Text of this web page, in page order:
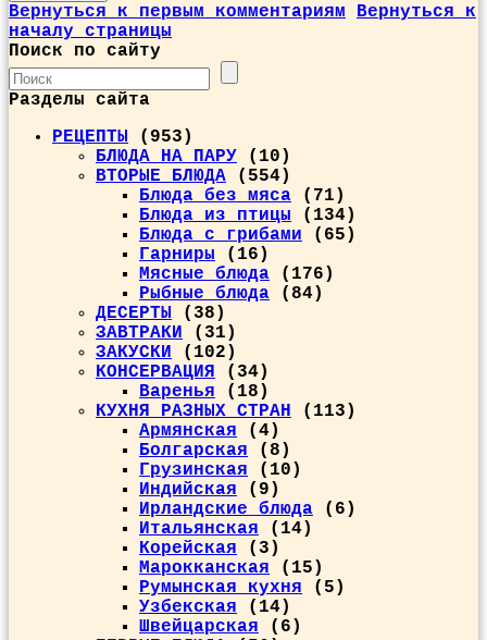
Вернуться к первым комментариям
Вернуться к
началу страницы
Поиск по сайту
Разделы сайта
РЕЦЕПТЫ (953)
БЛЮДА НА ПАРУ (10)
ВТОРЫЕ БЛЮДА (554)
Блюда без мяса (71)
Блюда из птицы (134)
Блюда с грибами (65)
Гарниры (16)
Мясные блюда (176)
Рыбные блюда (84)
ДЕСЕРТЫ (38)
ЗАВТРАКИ (31)
ЗАКУСКИ (102)
КОНСЕРВАЦИЯ (34)
Варенья (18)
КУХНЯ РАЗНЫХ СТРАН (113)
Армянская (4)
Болгарская (8)
Грузинская (10)
Индийская (9)
Ирландские блюда (6)
Итальянская (14)
Корейская (3)
Марокканская (15)
Румынская кухня (5)
Узбекская (14)
Швейцарская (6)